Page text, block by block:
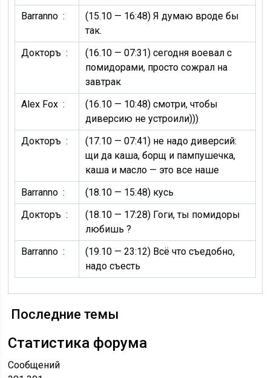
Barranno :
(15.10 — 16:48) Я думаю вроде бы
так.
Докторъ :
(16.10 — 07:31) сегодня воевал с
помидорами, просто сожрал на
завтрак
Alex Fox :
(16.10 — 10:48) смотри, чтобы
диверсию не устроили)))
Докторъ :
(17.10 — 07:41) не надо диверсий:
щи да каша, борщ и пампушечка,
каша и масло — это все наше
Barranno :
(18.10 — 15:48) кусь
Докторъ :
(18.10 — 17:28) Гоги, ты помидоры
любишь ?
Barranno :
(19.10 — 23:12) Всё что съедобно,
надо съесть
Последние темы
Статистика форума
Сообщений